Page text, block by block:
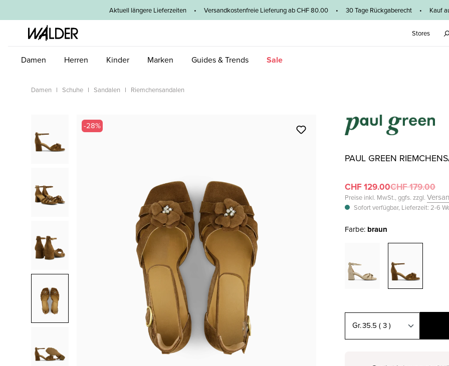
Aktuell längere Lieferzeiten • Versandkostenfreie Lieferung ab CHF 80.00 • 30 Tage Rückgaberecht • Kauf
Stores
Damen Herren Kinder Marken Guides & Trends Sale
Damen Schuhe Sandalen Riemchensandalen
Bildergalerie überspringen
-28%
PAUL GREEN
CHF 129.00CHF 179.00
Preise inkl. MwSt., ggfs. zzgl.
Sofort verfügbar, Lieferzeit: 2-6
Farbe: braun
35.5 ( 3 )